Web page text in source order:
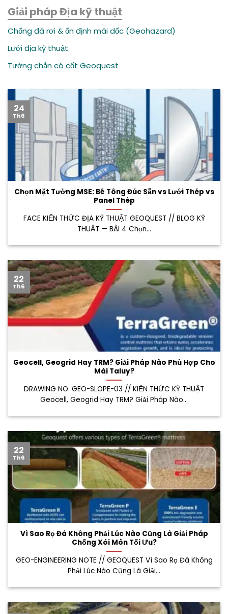
Giải pháp Địa kỹ thuật
Chống đá rơi & ổn định mái dốc (Geohazard)
Lưới địa kỹ thuật
Tường chắn có cốt Geoquest
Chọn Mặt Tường MSE: Bê Tông Đúc Sẵn vs Lưới Thép vs
Panel Thép
FACE KIẾN THỨC ĐỊA KỸ THUẬT GEOQUEST // BLOG KỸ
THUẬT — BÀI 4 Chọn...
24
Th6
Geocell, Geogrid Hay TRM? Giải Pháp Nào Phù Hợp Cho
Mái Taluy?
DRAWING NO. GEO-SLOPE-03 // KIẾN THỨC KỸ THUẬT
Geocell, Geogrid Hay TRM? Giải Pháp Nào...
22
Th6
Vì Sao Rọ Đá Không Phải Lúc Nào Cũng Là Giải Pháp
Chống Xói Mòn Tối Ưu?
GEO-ENGINEERING NOTE // GEOQUEST Vì Sao Rọ Đá Không
Phải Lúc Nào Cũng Là Giải...
22
Th6